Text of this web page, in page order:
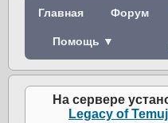
Главная Форум
Помощь ▼
На сервере
Legacy of